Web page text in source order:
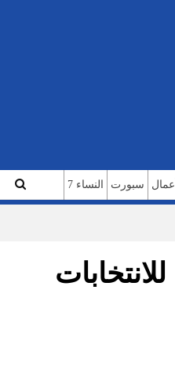
سبورت النساء 7